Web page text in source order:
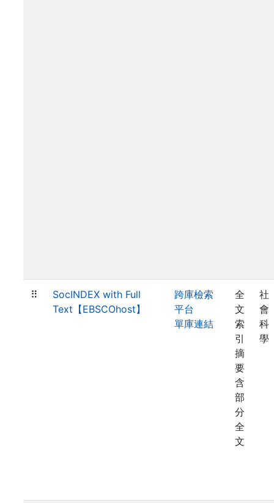
⠿
SocINDEX with Full
Text【EBSCOhost】
跨庫檢索
平台
單庫連結
全
文
索
引
摘
要
含
部
分
全
文
社
會
科
學